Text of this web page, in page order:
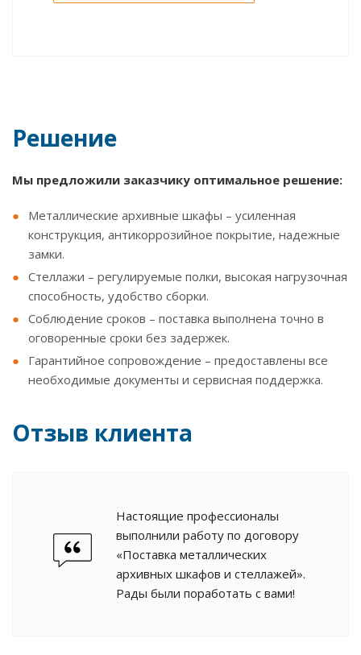
Решение
Мы предложили заказчику оптимальное решение:
Металлические архивные шкафы – усиленная
конструкция, антикоррозийное покрытие, надежные
замки.
Стеллажи – регулируемые полки, высокая нагрузочная
способность, удобство сборки.
Соблюдение сроков – поставка выполнена точно в
оговоренные сроки без задержек.
Гарантийное сопровождение – предоставлены все
необходимые документы и сервисная поддержка.
Отзыв клиента
Настоящие профессионалы
выполнили работу по договору
«Поставка металлических
архивных шкафов и стеллажей».
Рады были поработать с вами!